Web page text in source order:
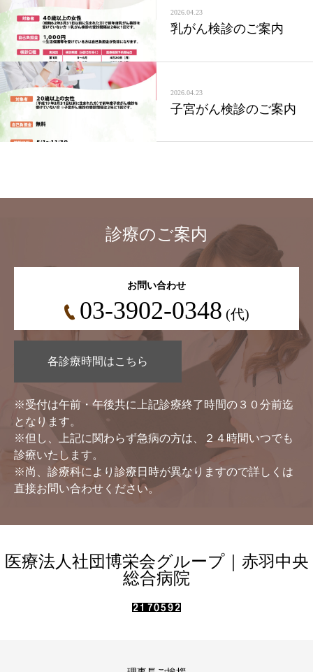
2026.04.23
乳がん検診のご案内
2026.04.23
子宮がん検診のご案内
診療のご案内
お問い合わせ
03-3902-0348 (代)
各診療時間はこちら
※受付は午前・午後共に上記診療終了時間の３０分前迄
となります。
※但し、上記に関わらず急病の方は、２４時間いつでも
診療いたします。
※尚、診療科により診療日時が異なりますので詳しくは
直接お問い合わせください。
医療法人社団博栄会グループ｜赤羽中央
総合病院